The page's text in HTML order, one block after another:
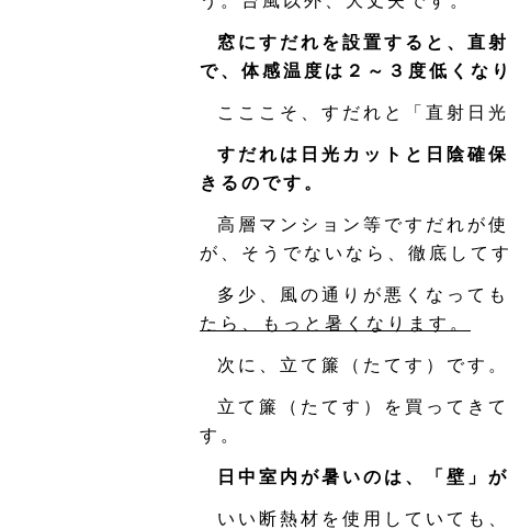
窓にすだれを設置すると、直
で、体感温度は２～３度低くな
こここそ、すだれと「直射日
すだれは日光カットと日陰確
きるのです。
高層マンション等ですだれが
が、そうでないなら、徹底して
多少、風の通りが悪くなって
たら、もっと暑くなります。
次に、立て簾（たてす）です。
立て簾（たてす）を買ってき
す。
日中室内が暑いのは、「壁」
いい断熱材を使用していても